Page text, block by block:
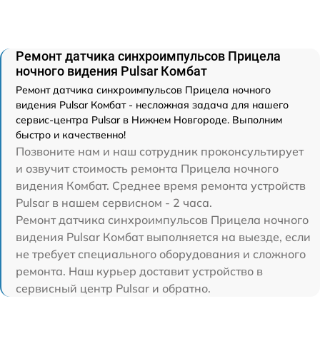
Ремонт датчика синхроимпульсов Прицела
ночного видения Pulsar Комбат
Ремонт датчика синхроимпульсов Прицела ночного
видения Pulsar Комбат - несложная задача для нашего
сервис-центра Pulsar в Нижнем Новгороде. Выполним
быстро и качественно!
Позвоните нам и наш сотрудник проконсультирует
и озвучит стоимость ремонта Прицела ночного
видения Комбат. Среднее время ремонта устройств
Pulsar в нашем сервисном - 2 часа.
Ремонт датчика синхроимпульсов Прицела ночного
видения Pulsar Комбат выполняется на выезде, если
не требует специального оборудования и сложного
ремонта. Наш курьер доставит устройство в
сервисный центр Pulsar и обратно.